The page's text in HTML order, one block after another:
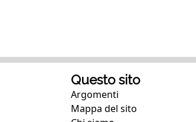
Questo sito
Argomenti
Mappa del sito